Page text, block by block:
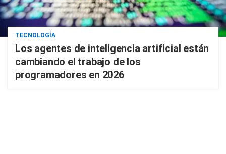
TECNOLOGÍA
Los agentes de inteligencia artificial están
cambiando el trabajo de los
programadores en 2026